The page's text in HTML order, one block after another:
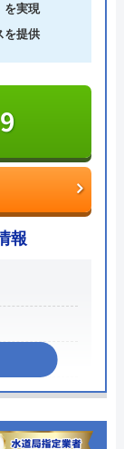
たが、
っとい
寧で、
快適に
ます！
す。出張見
割増料金は
めに厳しい
問題ないよ
すく記載さ
候補のひと
WEB割があ
談し、その
ょう。
を実現
を提供
報